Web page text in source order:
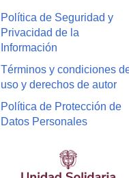
Política de Seguridad y
Privacidad de la
Información
Términos y condiciones
uso y derechos de autor
Política de Protección de
Datos Personales